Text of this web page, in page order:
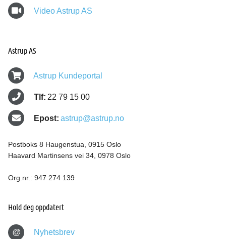
Video Astrup AS
Astrup AS
Astrup Kundeportal
Tlf: 22 79 15 00
Epost: astrup@astrup.no
Postboks 8 Haugenstua, 0915 Oslo
Haavard Martinsens vei 34, 0978 Oslo
Org.nr.: 947 274 139
Hold deg oppdatert
@ Nyhetsbrev